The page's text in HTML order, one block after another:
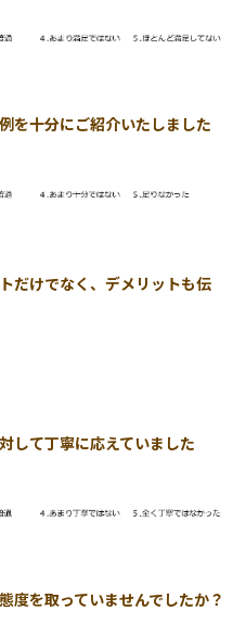
を十分にご紹介いたしました
だけでなく、デメリットも伝
して丁寧に応えていました
度を取っていませんでしたか？